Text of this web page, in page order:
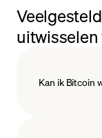
Kan ik Bitcoin